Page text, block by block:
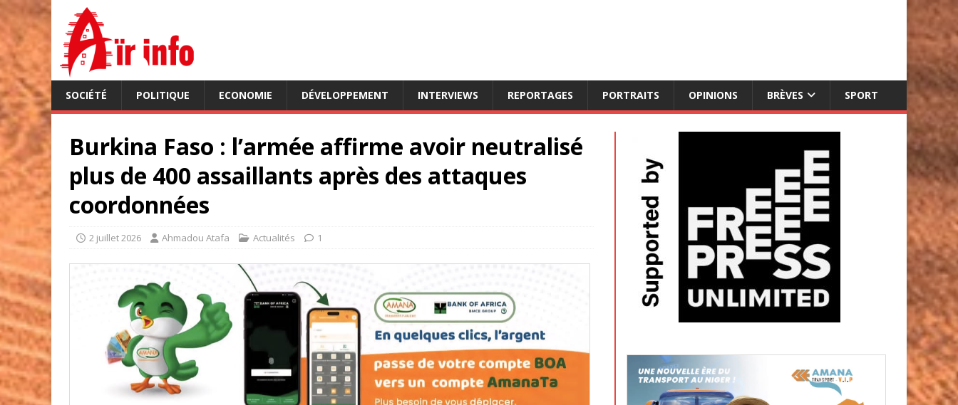
SOCIÉTÉ POLITIQUE ECONOMIE DÉVELOPPEMENT INTERVIEWS REPORTAGES PORTRAITS OPINIONS BRÈVES SPORT
Burkina Faso : l’armée affirme avoir neutralisé
plus de 400 assaillants après des attaques
coordonnées
2 juillet 2026 Ahmadou Atafa Actualités 1